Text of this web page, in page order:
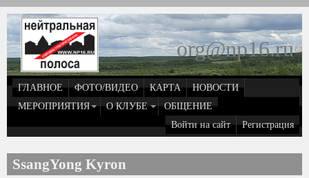
Перейти к основному содержанию
org@np16.ru
ГЛАВНОЕ ФОТО/ВИДЕО КАРТА
НОВОСТИ
МЕРОПРИЯТИЯ
О КЛУБЕ
ОБЩЕНИЕ
Войти на сайт
Регистрация
SsangYong Kyron